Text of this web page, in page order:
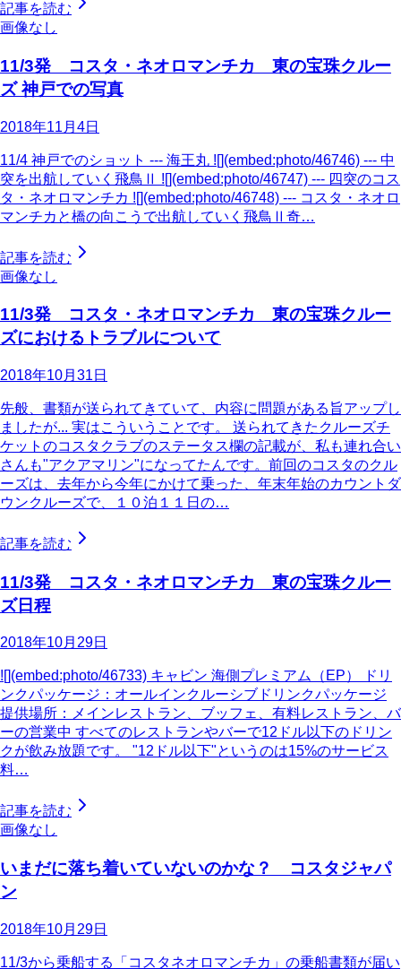
記事を読む
画像なし
11/3発 コスタ・ネオロマンチカ 東の宝珠クルー
ズ 神戸での写真
2018年11月4日
11/4 神戸でのショット --- 海王丸 ![](embed:photo/46746) --- 中
突を出航していく飛鳥Ⅱ ![](embed:photo/46747) --- 四突のコス
タ・ネオロマンチカ ![](embed:photo/46748) --- コスタ・ネオロ
マンチカと橋の向こうで出航していく飛鳥Ⅱ奇…
記事を読む
画像なし
11/3発 コスタ・ネオロマンチカ 東の宝珠クルー
ズにおけるトラブルについて
2018年10月31日
先般、書類が送られてきていて、内容に問題がある旨アップし
ましたが... 実はこういうことです。 送られてきたクルーズチ
ケットのコスタクラブのステータス欄の記載が、私も連れ合い
さんも"アクアマリン"になってたんです。前回のコスタのクル
ーズは、去年から今年にかけて乗った、年末年始のカウントダ
ウンクルーズで、１０泊１１日の…
記事を読む
11/3発 コスタ・ネオロマンチカ 東の宝珠クルー
ズ日程
2018年10月29日
![](embed:photo/46733) キャビン 海側プレミアム（EP） ドリ
ンクパッケージ：オールインクルーシブドリンクパッケージ
提供場所：メインレストラン、ブッフェ、有料レストラン、バ
ーの営業中 すべてのレストランやバーで12ドル以下のドリン
クが飲み放題です。 "12ドル以下"というのは15%のサービス
料…
記事を読む
画像なし
いまだに落ち着いていないのかな？ コスタジャパ
ン
2018年10月29日
11/3から乗船する「コスタネオロマンチカ」の乗船書類が届い